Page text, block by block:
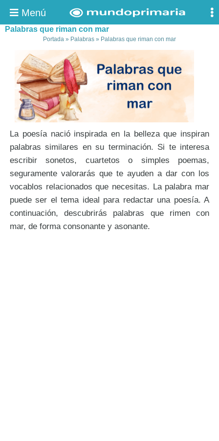
Menú
Palabras que riman con mar
Portada » Palabras » Palabras que riman con mar
La poesía nació inspirada en la belleza que inspiran
palabras similares en su terminación. Si te interesa
escribir sonetos, cuartetos o simples poemas,
seguramente valorarás que te ayuden a dar con los
vocablos relacionados que necesitas. La palabra mar
puede ser el tema ideal para redactar una poesía. A
continuación, descubrirás palabras que rimen con
mar, de forma consonante y asonante.